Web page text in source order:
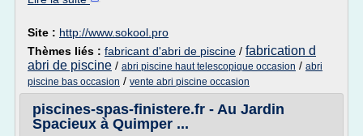
Site : http://www.sokool.pro
Thèmes liés : fabricant d'abri de piscine / fabrication d
abri de piscine / abri piscine haut telescopique occasion / abri
piscine bas occasion / vente abri piscine occasion
piscines-spas-finistere.fr - Au Jardin
Spacieux à Quimper ...